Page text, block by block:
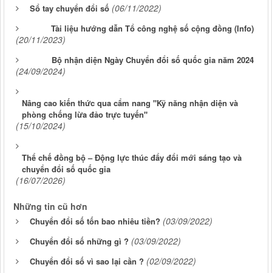
Sổ tay chuyển đổi số (06/11/2022)
Tài liệu hướng dẫn Tổ công nghệ số cộng đồng (Info)
(20/11/2023)
Bộ nhận diện Ngày Chuyển đổi số quốc gia năm 2024
(24/09/2024)
Nâng cao kiến thức qua cẩm nang "Kỹ năng nhận diện và
phòng chống lừa đảo trực tuyến"
(15/10/2024)
Thể chế đồng bộ – Động lực thúc đẩy đổi mới sáng tạo và
chuyển đổi số quốc gia
(16/07/2026)
Những tin cũ hơn
Chuyển đổi số tốn bao nhiêu tiền? (03/09/2022)
Chuyển đổi số những gì ? (03/09/2022)
Chuyển đổi số vì sao lại cần ? (02/09/2022)